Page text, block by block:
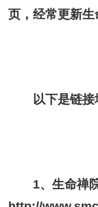
页，经常更新生
以下是链接
1、生命禅院